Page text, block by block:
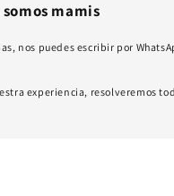
mamis
nos puedes escribir por
experiencia, resolveremos